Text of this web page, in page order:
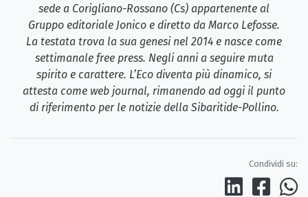
sede a Corigliano-Rossano (Cs) appartenente al
Gruppo editoriale Jonico e diretto da Marco Lefosse.
La testata trova la sua genesi nel 2014 e nasce come
settimanale free press. Negli anni a seguire muta
spirito e carattere. L’Eco diventa più dinamico, si
attesta come web journal, rimanendo ad oggi il punto
di riferimento per le notizie della Sibaritide-Pollino.
Condividi su: